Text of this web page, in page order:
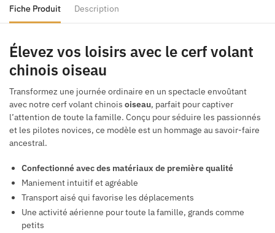
Fiche Produit Description
Élevez vos loisirs avec le cerf volant
chinois oiseau
Transformez une journée ordinaire en un spectacle envoûtant
avec notre cerf volant chinois oiseau, parfait pour captiver
l’attention de toute la famille. Conçu pour séduire les passionnés
et les pilotes novices, ce modèle est un hommage au savoir-faire
ancestral.
Confectionné avec des matériaux de première qualité
Maniement intuitif et agréable
Transport aisé qui favorise les déplacements
Une activité aérienne pour toute la famille, grands comme
petits